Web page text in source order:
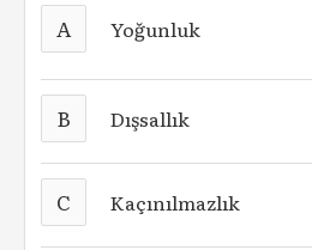
A Yoğunluk
B Dışsallık
C Kaçınılmazlık